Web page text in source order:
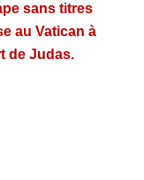
sans titres
au Vatican à
de Judas.